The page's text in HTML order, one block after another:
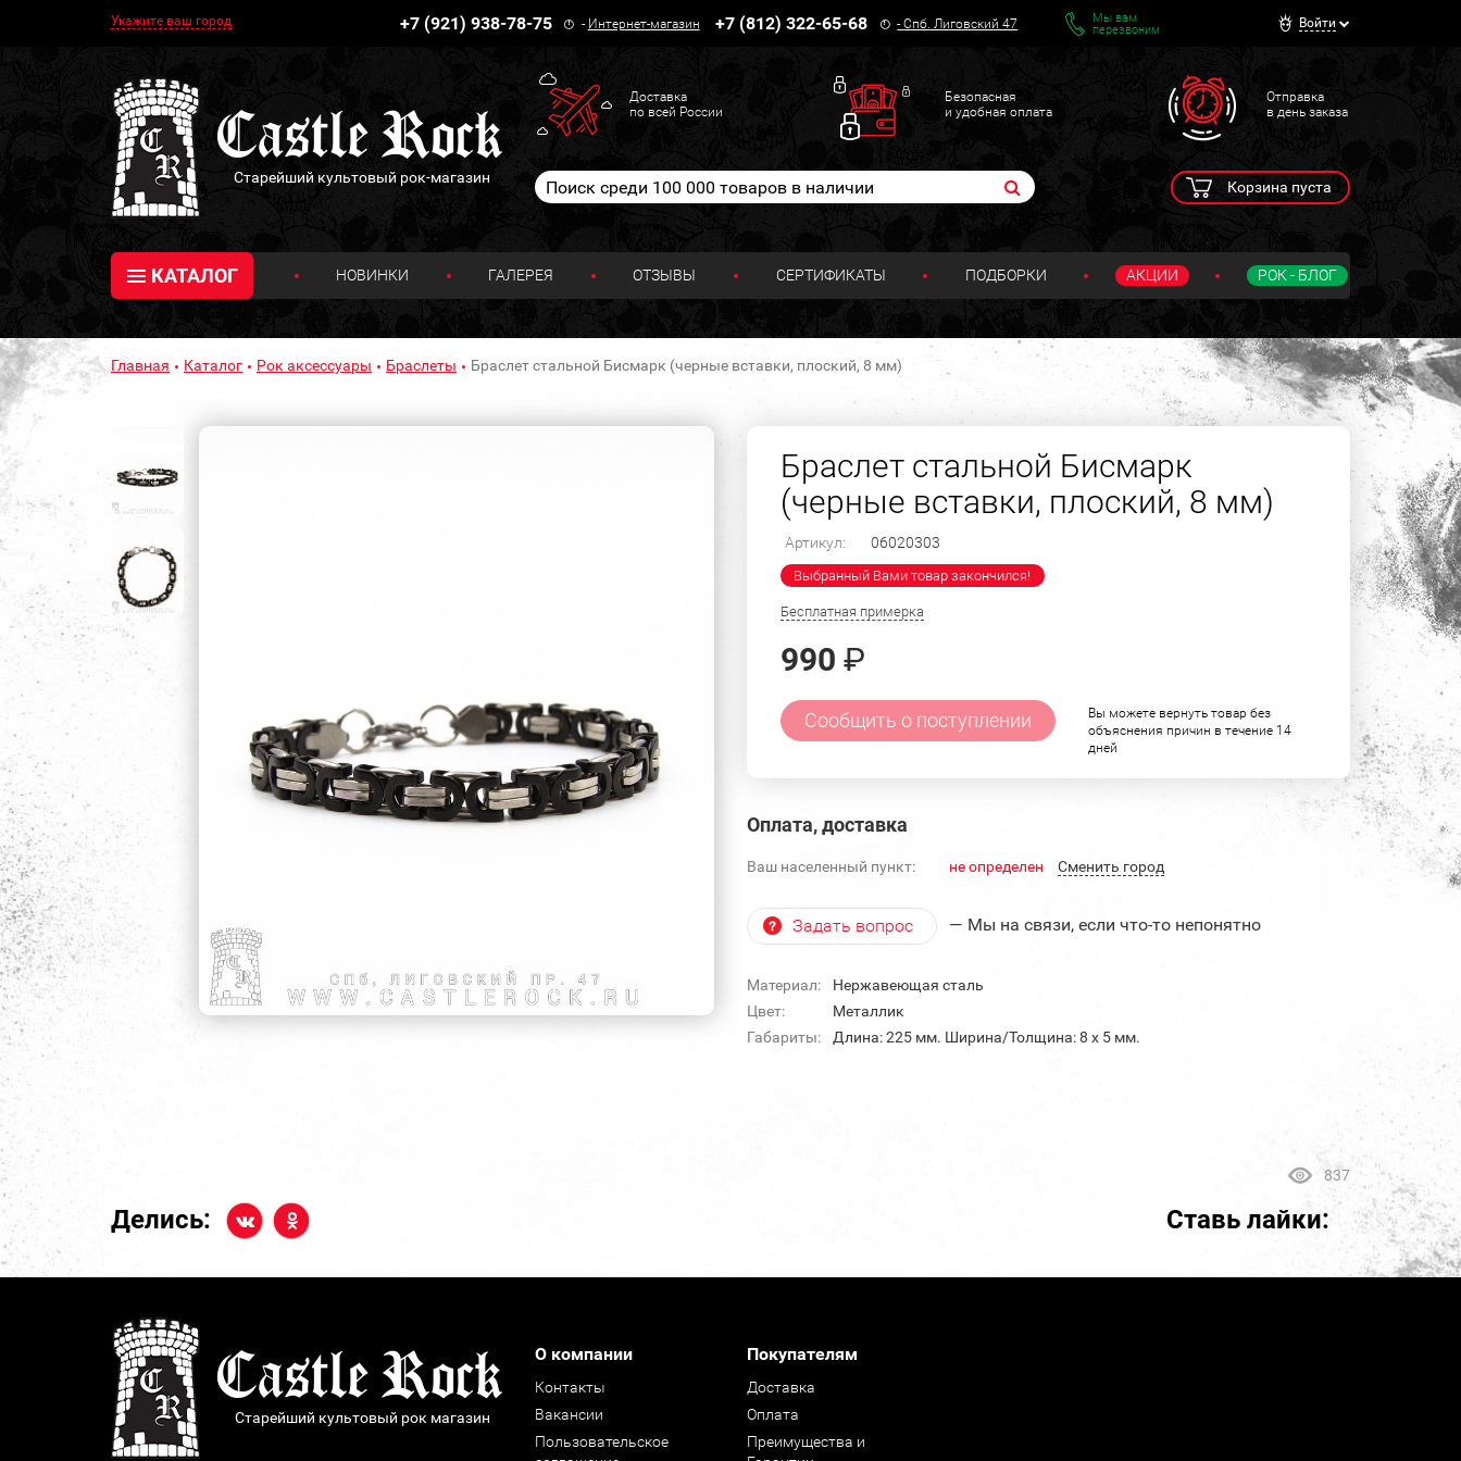
Укажите ваш город +7 (921) 938-78-75 - Интернет-магазин +7 (812) 322-65-68 -Спб. Лиговский 47
Мы вам
перезвоним
Войти
Старейший культовый рок-магазин
Доставка
по всей России
Безопасная
и удобная оплата
Отправка
в день заказа
Корзина пуста
КАТАЛОГ НОВИНКИ ГАЛЕРЕЯ ОТЗЫВЫ СЕРТИФИКАТЫ ПОДБОРКИ АКЦИИ РОК - БЛОГ
Главная Каталог Рок аксессуары Браслеты Браслет стальной Бисмарк (черные вставки, плоский, 8 мм)
Браслет стальной Бисмарк
(черные вставки, плоский, 8 мм)
Артикул: 06020303
Выбранный Вами товар закончился!
Бесплатная примерка
990 ₽
Сообщить о поступлении
Вы можете вернуть товар без
объяснения причин в течение 14
дней
Оплата, доставка
Ваш населенный пункт: не определен Cменить город
Задать вопрос — Мы на связи, если что-то непонятно
Материал:
Нержавеющая сталь
Цвет:
Металлик
Габариты:
Длина: 225 мм. Ширина/Толщина: 8 х 5 мм.
837
Делись: Ставь лайки:
Старейший культовый рок магазин
О компании
Контакты
Вакансии
Пользовательское
Покупателям
Доставка
Оплата
Преимущества и